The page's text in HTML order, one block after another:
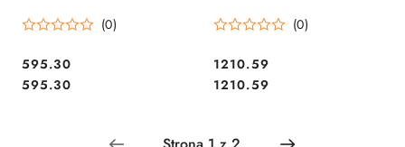
NOWOCZESNE
(0)
Cena:
595.30
Cena:
595.30
NOWOCZESNE
(0)
Cena:
1210.59
Cena:
1210.59